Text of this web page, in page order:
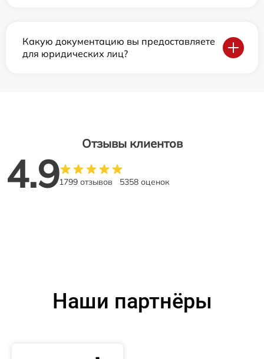
Какую документацию вы предоставляете
для юридических лиц?
Отзывы клиентов
4.91799 отзывов 5358 оценок
Наши партнёры